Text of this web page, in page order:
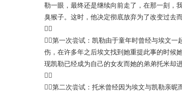
勒一眼，最终还是继续向前走了，在那一刻，
臭猴子。这时，他决定彻底放弃为了改变过去

第一次尝试：凯勒由于童年时曾经与埃文
伤，在许多年之后埃文找到她重提此事的时候
现凯勒已经成为自己的女友而她的弟弟托米却

第二次尝试：托米曾经因为埃文与凯勒亲昵